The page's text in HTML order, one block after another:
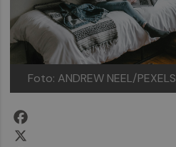
Foto: ANDREW NEEL/PEXELS